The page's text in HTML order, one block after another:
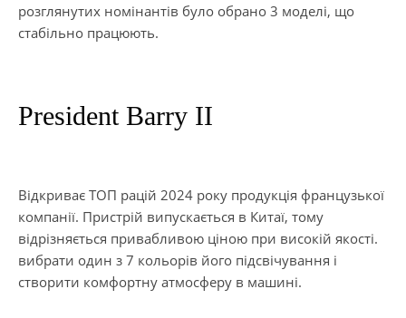
розглянутих номінантів було обрано 3 моделі, що
стабільно працюють.
President Barry II
Відкриває ТОП рацій 2024 року продукція французької
компанії. Пристрій випускається в Китаї, тому
відрізняється привабливою ціною при високій якості.
вибрати один з 7 кольорів його підсвічування і
створити комфортну атмосферу в машині.